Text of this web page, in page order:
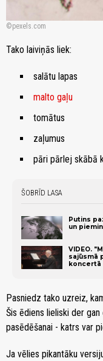
pexels.com
Tako laiviņās liek:
salātu lapas
malto gaļu
tomātus
zaļumus
pāri pārlej skābā
ŠOBRĪD LASA
Putins
un
VIDEO.
sajūsmā
koncertā
Pasniedz tako uzreiz,
Šis ēdiens lieliski der
pasēdēšanai - katrs var
Ja vēlies pikantāku